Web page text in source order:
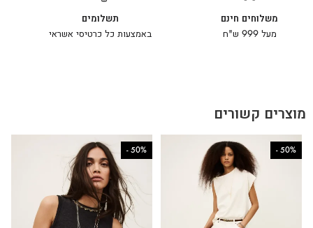
משלוחים חינם
מעל 999 ש"ח
תשלומים
באמצעות כל כרטיסי אשראי
מוצרים קשורים
50%
-
50%
-